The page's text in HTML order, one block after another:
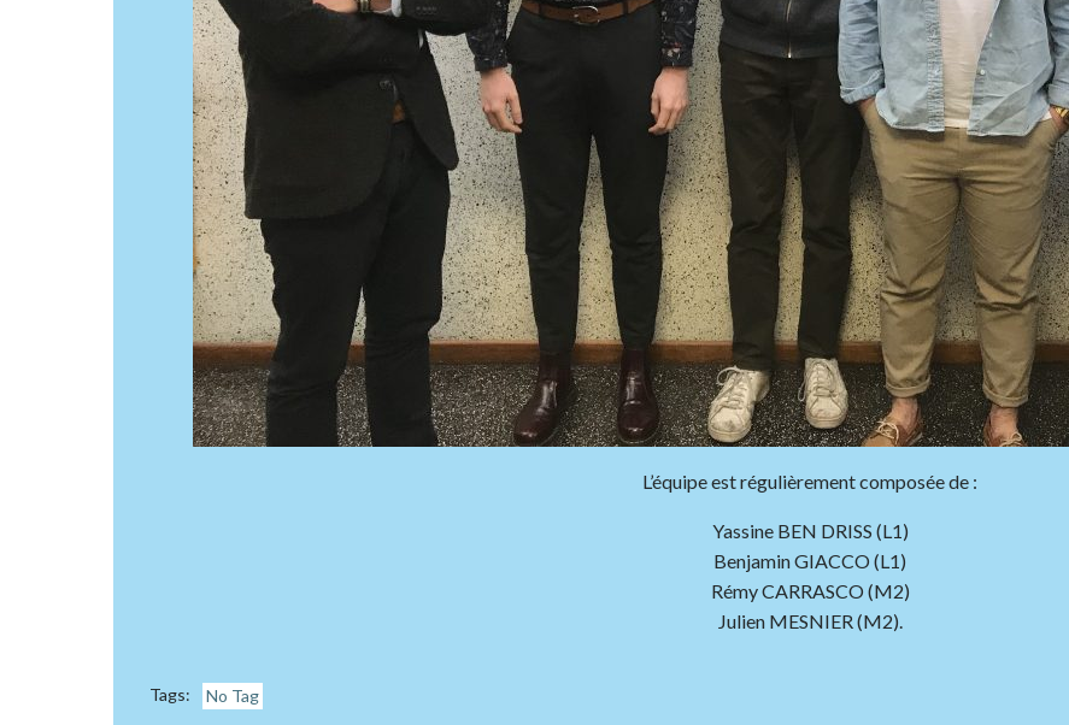
L’équipe est régulièrement composée de :
Yassine BEN DRISS (L1)
Benjamin GIACCO (L1)
Rémy CARRASCO (M2)
Julien MESNIER (M2).
Tags: No Tag